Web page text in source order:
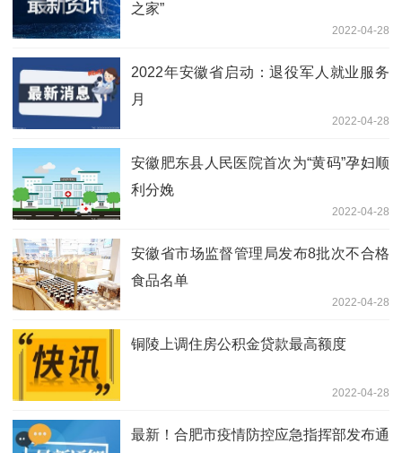
之家”
2022-04-28
2022年安徽省启动：退役军人就业服务
月
2022-04-28
安徽肥东县人民医院首次为“黄码”孕妇顺
利分娩
2022-04-28
安徽省市场监督管理局发布8批次不合格
食品名单
2022-04-28
铜陵上调住房公积金贷款最高额度
2022-04-28
最新！合肥市疫情防控应急指挥部发布通